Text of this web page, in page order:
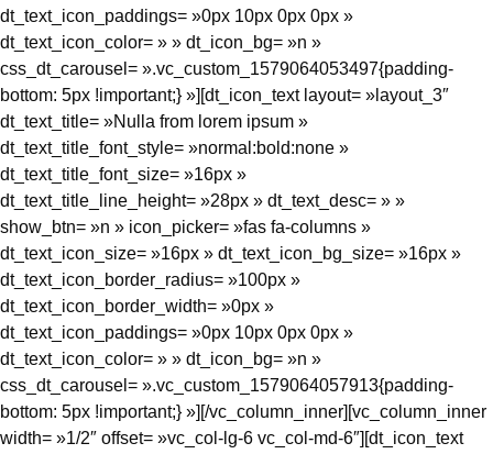
dt_text_icon_paddings= »0px 10px 0px 0px »
dt_text_icon_color= » » dt_icon_bg= »n »
css_dt_carousel= ».vc_custom_1579064053497{padding-
bottom: 5px !important;} »][dt_icon_text layout= »layout_3″
dt_text_title= »Nulla from lorem ipsum »
dt_text_title_font_style= »normal:bold:none »
dt_text_title_font_size= »16px »
dt_text_title_line_height= »28px » dt_text_desc= » »
show_btn= »n » icon_picker= »fas fa-columns »
dt_text_icon_size= »16px » dt_text_icon_bg_size= »16px »
dt_text_icon_border_radius= »100px »
dt_text_icon_border_width= »0px »
dt_text_icon_paddings= »0px 10px 0px 0px »
dt_text_icon_color= » » dt_icon_bg= »n »
css_dt_carousel= ».vc_custom_1579064057913{padding-
bottom: 5px !important;} »][/vc_column_inner][vc_column_inner
width= »1/2″ offset= »vc_col-lg-6 vc_col-md-6″][dt_icon_text